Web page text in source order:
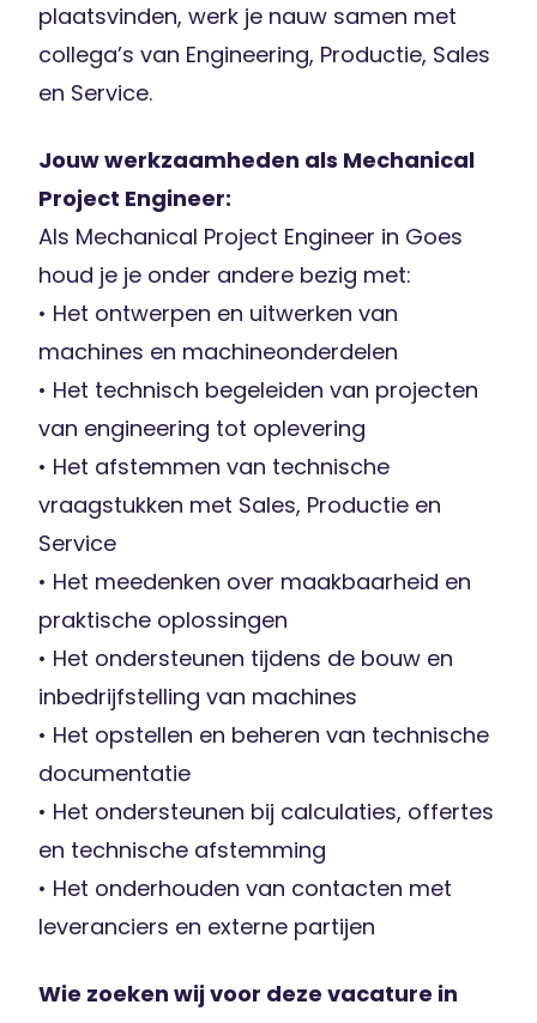
plaatsvinden, werk je nauw samen met
collega’s van Engineering, Productie, Sales
en Service.
Jouw werkzaamheden als Mechanical
Project Engineer:
Als Mechanical Project Engineer in Goes
houd je je onder andere bezig met:
• Het ontwerpen en uitwerken van
machines en machineonderdelen
• Het technisch begeleiden van projecten
van engineering tot oplevering
• Het afstemmen van technische
vraagstukken met Sales, Productie en
Service
• Het meedenken over maakbaarheid en
praktische oplossingen
• Het ondersteunen tijdens de bouw en
inbedrijfstelling van machines
• Het opstellen en beheren van technische
documentatie
• Het ondersteunen bij calculaties, offertes
en technische afstemming
• Het onderhouden van contacten met
leveranciers en externe partijen
Wie zoeken wij voor deze vacature in